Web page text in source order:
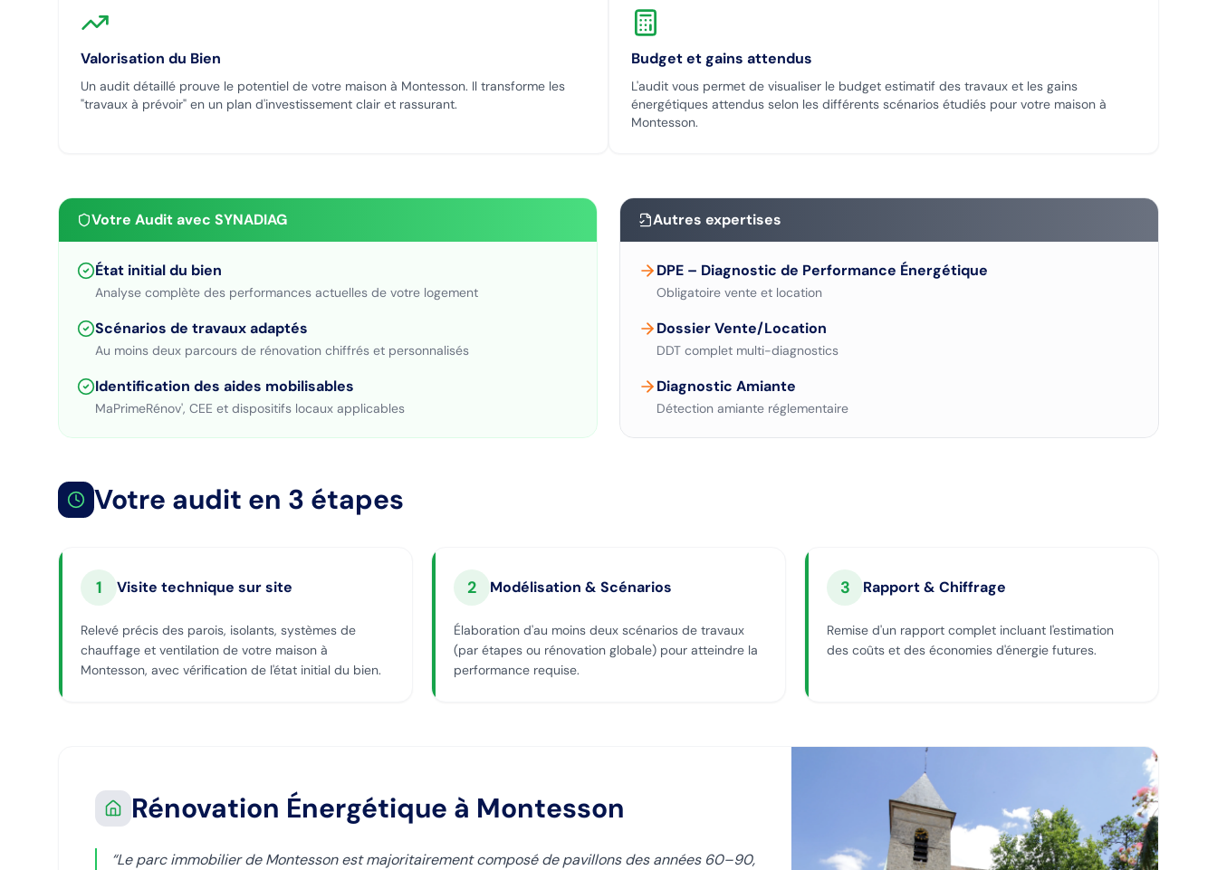
Valorisation du Bien
Un audit détaillé prouve le potentiel de votre maison à Montesson. Il transforme les
"travaux à prévoir" en un plan d'investissement clair et rassurant.
Budget et gains attendus
L'audit vous permet de visualiser le budget estimatif des travaux et les gains
énergétiques attendus selon les différents scénarios étudiés pour votre maison à
Montesson.
Votre Audit avec SYNADIAG
État initial du bien
Analyse complète des performances actuelles de votre logement
Scénarios de travaux adaptés
Au moins deux parcours de rénovation chiffrés et personnalisés
Identification des aides mobilisables
MaPrimeRénov', CEE et dispositifs locaux applicables
Autres expertises
DPE – Diagnostic de Performance Énergétique
Obligatoire vente et location
Dossier Vente/Location
DDT complet multi-diagnostics
Diagnostic Amiante
Détection amiante réglementaire
Votre audit en 3 étapes
1 Visite technique sur site
Relevé précis des parois, isolants, systèmes de
chauffage et ventilation de votre maison à
Montesson, avec vérification de l'état initial du bien.
2 Modélisation & Scénarios
Élaboration d'au moins deux scénarios de travaux
(par étapes ou rénovation globale) pour atteindre la
performance requise.
3 Rapport & Chiffrage
Remise d'un rapport complet incluant l'estimation
des coûts et des économies d'énergie futures.
Rénovation Énergétique à Montesson
“Le parc immobilier de Montesson est majoritairement composé de pavillons des années 60–90,